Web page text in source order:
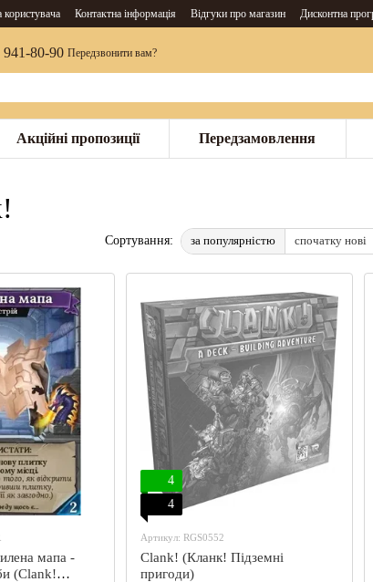
користувача Контактна інформація Відгуки про магазин Дисконтна
941-80-90 Передзвонити вам?
Акційні пропозиції Передзамовлення
Сортування: за популярністю спочатку нові
мапа -
(Clank!
4
4
Артикул: RGS0552
Clank! (Кланк! Підземні
пригоди)